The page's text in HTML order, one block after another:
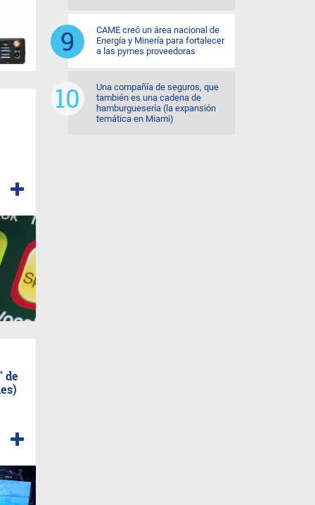
de
CAME creó un área nacional de
Energía y Minería para fortalecer
a las pymes proveedoras
Una compañía de seguros, que
también es una cadena de
hamburguesería (la expansión
temática en Miami)